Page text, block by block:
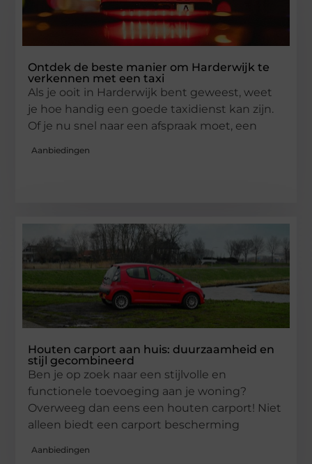
Ontdek de beste manier om Harderwijk te
verkennen met een taxi
Als je ooit in Harderwijk bent geweest, weet
je hoe handig een goede taxidienst kan zijn.
Of je nu snel naar een afspraak moet, een
Aanbiedingen
Houten carport aan huis: duurzaamheid en
stijl gecombineerd
Ben je op zoek naar een stijlvolle en
functionele toevoeging aan je woning?
Overweeg dan eens een houten carport! Niet
alleen biedt een carport bescherming
Aanbiedingen